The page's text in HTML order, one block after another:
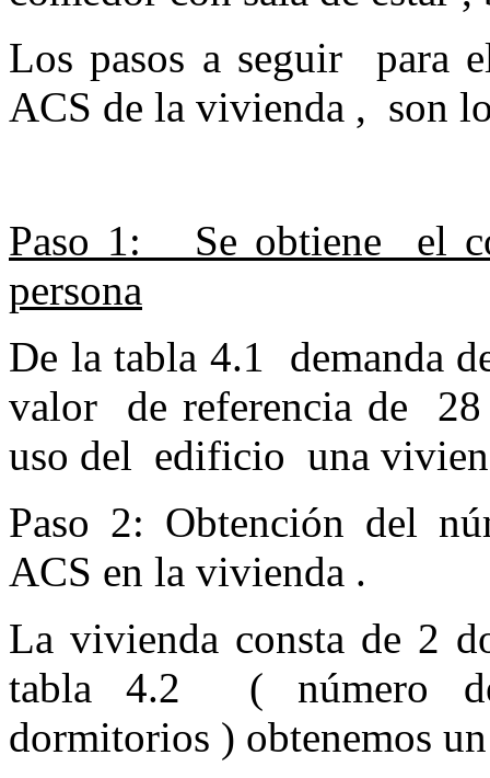
Los pasos a seguir para
ACS de la vivienda , son
Paso 1: Se obtiene el
persona
De la tabla 4.1 demanda
valor de referencia de
uso del edificio una
Paso 2: Obtención del
ACS en la vivienda .
La vivienda consta de 2
tabla 4.2 ( número de
dormitorios ) obtenemos